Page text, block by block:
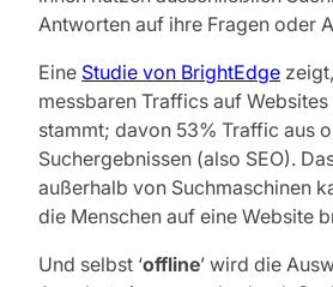
Antworten auf ihre Fragen oder
Eine Studie von BrightEdge
messbaren Traffics auf
stammt; davon 53% Traffic aus
Suchergebnissen (also SEO).
außerhalb von Suchmaschinen
die Menschen auf eine Website
Und selbst ‘offline’ wird die